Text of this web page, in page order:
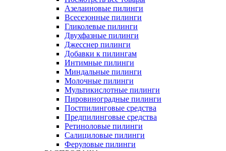
Азелаиновые пилинги
Всесезонные пилинги
Гликолевые пилинги
Двухфазные пилинги
Джесснер пилинги
Добавки к пилингам
Интимные пилинги
Миндальные пилинги
Молочные пилинги
Мультикислотные пилинги
Пировиноградные пилинги
Постпилинговые средства
Предпилинговые средства
Ретиноловые пилинги
Салициловые пилинги
Феруловые пилинги